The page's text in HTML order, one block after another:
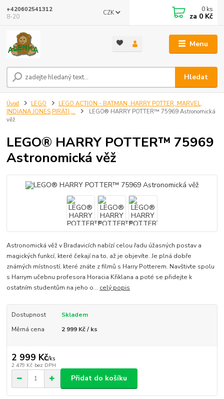
Menu
CZK
Hledat
+420602541312
8-20
0 ks
za 0 Kč
Úvod LEGO
LEGO ACTION - BATMAN, HARRY POTTER, MARVEL,
INDIANA JONES,PIRÁTI,...
LEGO® HARRY POTTER™ 75969 Astronomická
věž
LEGO® HARRY POTTER™ 75969
Astronomická věž
Astronomická věž v Bradavicích nabízí celou řadu úžasných postav a
magických funkcí, které čekají na to, až je objevíte. Je plná dobře
známých místností, které znáte z filmů s Harry Potterem. Navštivte spolu
s Harrym učebnu profesora Horacia Křiklana a poté se přidejte k
ostatním studentům na jeho o... celý popis
Dostupnost
Skladem
Měrná cena
2 999 Kč / ks
2 999 Kč/ks
2 479 Kč bez DPH
Přidat do košíku